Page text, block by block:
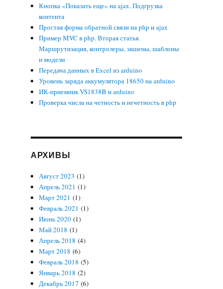
Кнопка «Показать еще» на ajax. Подгрузка
контента
Простая форма обратной связи на php и ajax
Пример MVC в php. Вторая статья.
Маршрутизация, контролеры, экшены, шаблоны
и модели
Передача данных в Excel из arduino
Уровень заряда аккумулятора 18650 на arduino
ИК-приемник VS1838B и arduino
Проверка числа на четность и нечетность в php
АРХИВЫ
Август 2023 (1)
Апрель 2021 (1)
Март 2021 (1)
Февраль 2021 (1)
Июнь 2020 (1)
Май 2018 (1)
Апрель 2018 (4)
Март 2018 (6)
Февраль 2018 (5)
Январь 2018 (2)
Декабрь 2017 (6)